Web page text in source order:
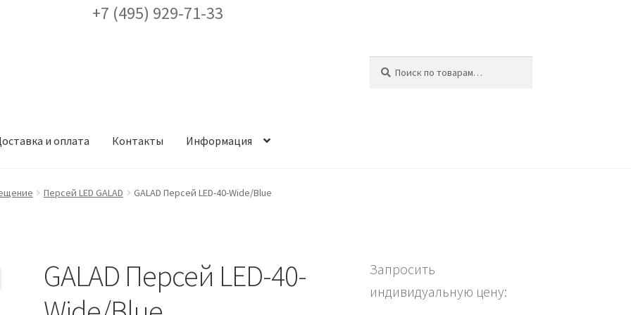
+7 (495) 929-71-33
и оплата Контакты Информация
Доставка и оплата Заказ проекта освещенияКонтакты
Отправить заявку
СертификатыТаблица выбора вводного щитка
Персей LED GALAD GALAD Персей LED-40-Wide/Blue
GALAD Персей LED-40-
Запросить
индивидуальную цену: